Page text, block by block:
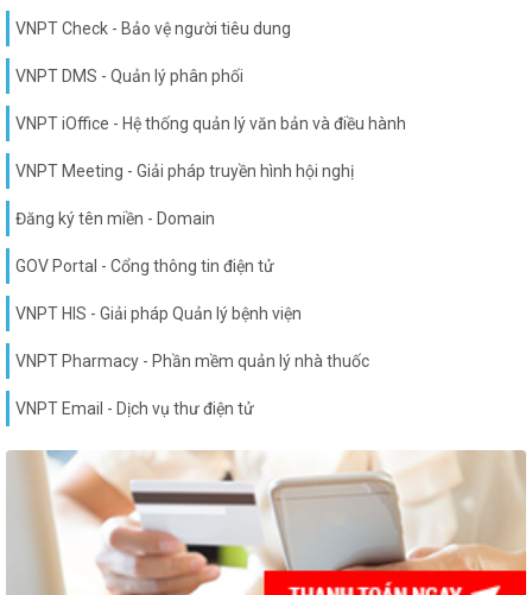
VNPT Check - Bảo vệ người tiêu dung
VNPT DMS - Quản lý phân phối
VNPT iOffice - Hệ thống quản lý văn bản và điều hành
VNPT Meeting - Giải pháp truyền hình hội nghị
Đăng ký tên miền - Domain
GOV Portal - Cổng thông tin điện tử
VNPT HIS - Giải pháp Quản lý bệnh viện
VNPT Pharmacy - Phần mềm quản lý nhà thuốc
VNPT Email - Dịch vụ thư điện tử